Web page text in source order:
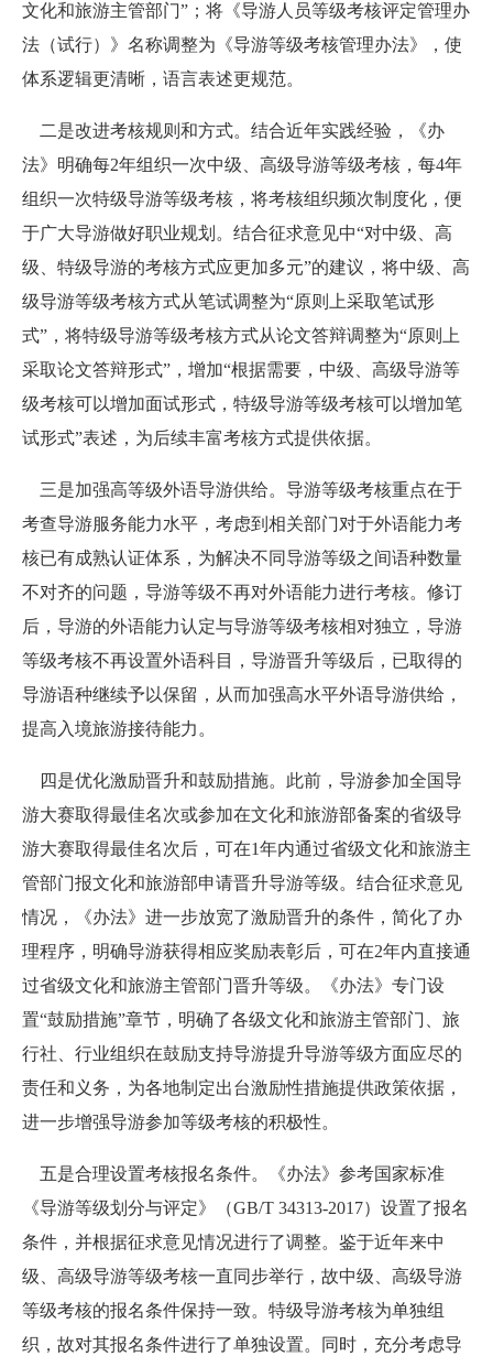
文化和旅游主管部门” ；将《导游人员等级考核评定管理办
法（试行）》名称调整为《导游等级考核管理办法》，使
体系逻辑更清晰，语言表述更规范。
二是改进考核规则和方式。结合近年实践经验，《办
法》明确每2年组织一次中级、高级导游等级考核，每4年
组织一次特级导游等级考核，将考核组织频次制度化，便
于广大导游做好职业规划。结合征求意见中“对中级、高
级、特级导游的考核方式应更加多元”的建议，将中级、高
级导游等级考核方式从笔试调整为“原则上采取笔试形
式” ，将特级导游等级考核方式从论文答辩调整为“原则上
采取论文答辩形式” ，增加“根据需要，中级、高级导游等
级考核可以增加面试形式，特级导游等级考核可以增加笔
试形式”表述，为后续丰富考核方式提供依据。
三是加强高等级外语导游供给。导游等级考核重点在于
考查导游服务能力水平，考虑到相关部门对于外语能力考
核已有成熟认证体系，为解决不同导游等级之间语种数量
不对齐的问题，导游等级不再对外语能力进行考核。修订
后，导游的外语能力认定与导游等级考核相对独立，导游
等级考核不再设置外语科目，导游晋升等级后，已取得的
导游语种继续予以保留，从而加强高水平外语导游供给，
提高入境旅游接待能力。
四是优化激励晋升和鼓励措施。此前，导游参加全国导
游大赛取得最佳名次或参加在文化和旅游部备案的省级导
游大赛取得最佳名次后，可在1年内通过省级文化和旅游主
管部门报文化和旅游部申请晋升导游等级。结合征求意见
情况，《办法》进一步放宽了激励晋升的条件，简化了办
理程序，明确导游获得相应奖励表彰后，可在2年内直接通
过省级文化和旅游主管部门晋升等级。《办法》专门设
置“鼓励措施”章节，明确了各级文化和旅游主管部门、旅
行社、行业组织在鼓励支持导游提升导游等级方面应尽的
责任和义务，为各地制定出台激励性措施提供政策依据，
进一步增强导游参加等级考核的积极性。
五是合理设置考核报名条件。《办法》参考国家标准
《导游等级划分与评定》（GB/T 34313-2017）设置了报名
条件，并根据征求意见情况进行了调整。鉴于近年来中
级、高级导游等级考核一直同步举行，故中级、高级导游
等级考核的报名条件保持一致。特级导游考核为单独组
织，故对其报名条件进行了单独设置。同时，充分考虑导